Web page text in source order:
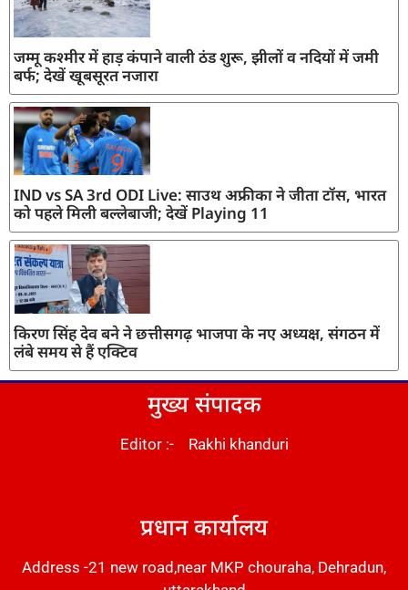
जम्मू कश्मीर में हाड़ कंपाने वाली ठंड शुरू, झीलों व नदियों में जमी
बर्फ; देखें खूबसूरत नजारा
IND vs SA 3rd ODI Live: साउथ अफ्रीका ने जीता टॉस, भारत
को पहले मिली बल्लेबाजी; देखें Playing 11
किरण सिंह देव बने ने छत्तीसगढ़ भाजपा के नए अध्यक्ष, संगठन में
लंबे समय से हैं एक्टिव
मुख्य संपादक
Editor :- Rakhi khanduri
प्रधान कार्यालय
Address -21 new road,near MKP chouraha, Dehradun,